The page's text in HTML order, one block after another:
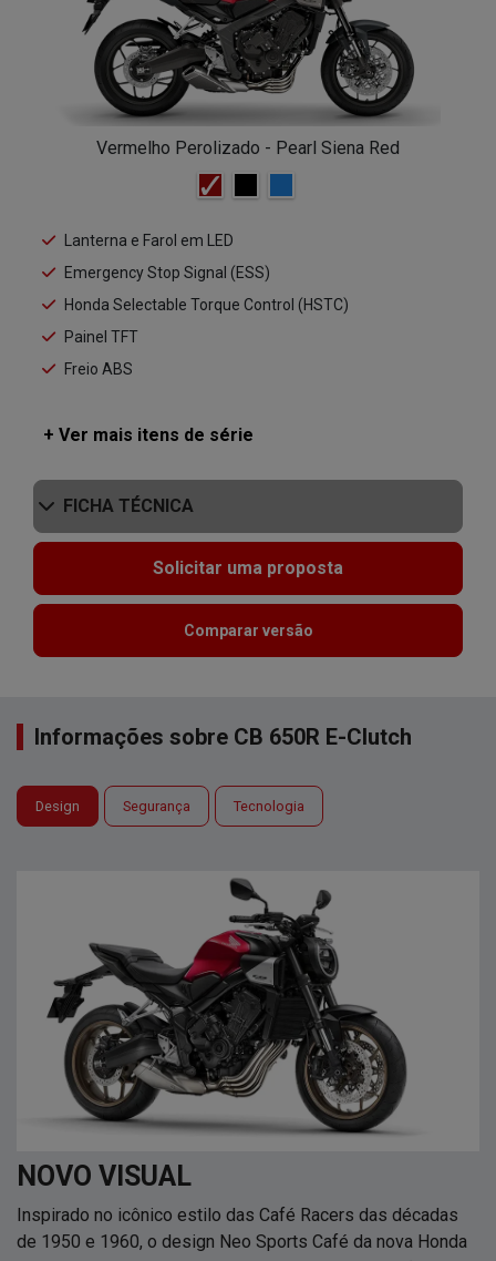
Vermelho Perolizado - Pearl Siena Red
Lanterna e Farol em LED
Emergency Stop Signal (ESS)
Honda Selectable Torque Control (HSTC)
Painel TFT
Freio ABS
+ Ver mais itens de série
FICHA TÉCNICA
Solicitar uma proposta
Comparar versão
Informações sobre CB 650R E-Clutch
Design Segurança Tecnologia
NOVO VISUAL
Inspirado no icônico estilo das Café Racers das décadas
de 1950 e 1960, o design Neo Sports Café da nova Honda